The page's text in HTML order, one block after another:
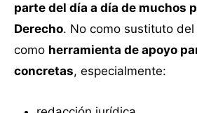
parte del día a día de muchos
Derecho. No como sustituto
como herramienta de apoyo
concretas, especialmente: